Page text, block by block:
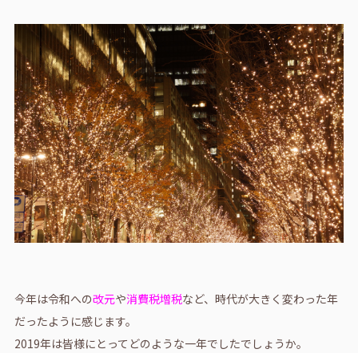
今年は令和への改元や消費税増税など、時代が大きく変わった年
だったように感じます。
2019年は皆様にとってどのような一年でしたでしょうか。